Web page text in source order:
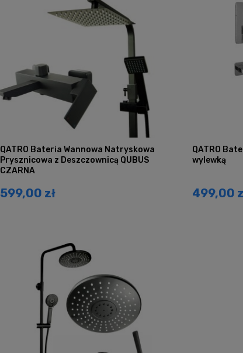
QATRO Bateria Wannowa Natryskowa
Prysznicowa z Deszczownicą QUBUS
CZARNA
599,00 zł
QATRO
wylewką
499,00